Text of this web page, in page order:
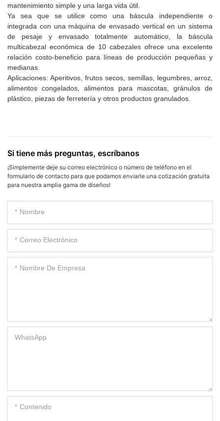
mantenimiento simple y una larga vida útil.
Ya sea que se utilice como una báscula independiente o
integrada con una máquina de envasado vertical en un sistema
de pesaje y envasado totalmente automático, la báscula
multicabezal económica de 10 cabezales ofrece una excelente
relación costo-beneficio para líneas de producción pequeñas y
medianas.
Aplicaciones: Aperitivos, frutos secos, semillas, legumbres, arroz,
alimentos congelados, alimentos para mascotas, gránulos de
plástico, piezas de ferretería y otros productos granulados.
Si tiene más preguntas, escríbanos
¡Simplemente deje su correo electrónico o número de teléfono en el
formulario de contacto para que podamos enviarle una cotización gratuita
para nuestra amplia gama de diseños!
Nombre
Correo Electrónico
Nombre De Empresa
WhatsApp
Contenido